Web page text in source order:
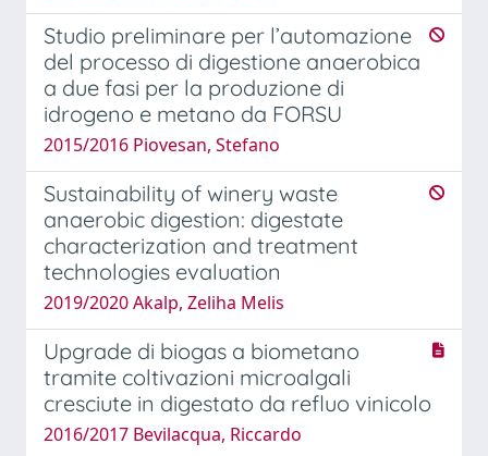
Studio preliminare per l’automazione
del processo di digestione anaerobica
a due fasi per la produzione di
idrogeno e metano da FORSU
2015/2016 Piovesan, Stefano
Sustainability of winery waste
anaerobic digestion: digestate
characterization and treatment
technologies evaluation
2019/2020 Akalp, Zeliha Melis
Upgrade di biogas a biometano
tramite coltivazioni microalgali
cresciute in digestato da refluo vinicolo
2016/2017 Bevilacqua, Riccardo